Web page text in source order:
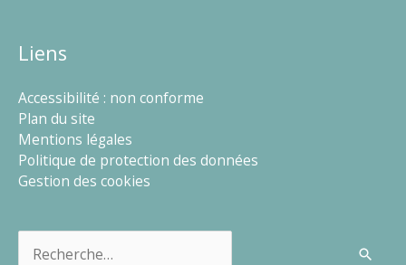
Liens
Accessibilité : non conforme
Plan du site
Mentions légales
Politique de protection des données
Gestion des cookies